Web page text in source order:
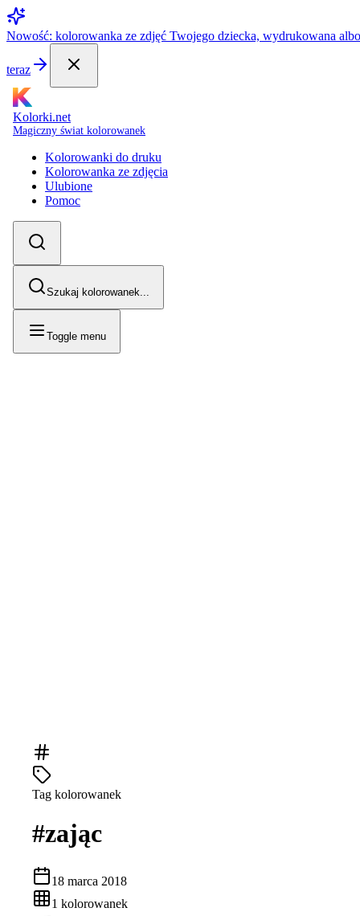
Nowość: kolorowanka ze zdjęć Twojego dziecka, wydrukowana
teraz
Kolorki.net
Magiczny świat kolorowanek
Kolorowanki do druku
Kolorowanka ze zdjęcia
Ulubione
Pomoc
Szukaj kolorowanek...
Toggle menu
Tag kolorowanek
#zając
18 marca 2018
1 kolorowanek